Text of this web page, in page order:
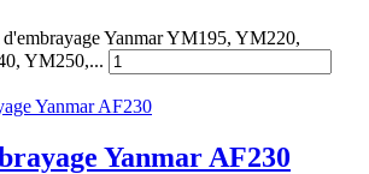
Yanmar YM195, YM220,
YM250,...
Yanmar AF230